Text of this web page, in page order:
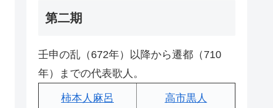
第二期
壬申の乱（672年）以降から遷都（710
年）までの代表歌人。
柿本人麻呂 高市黒人